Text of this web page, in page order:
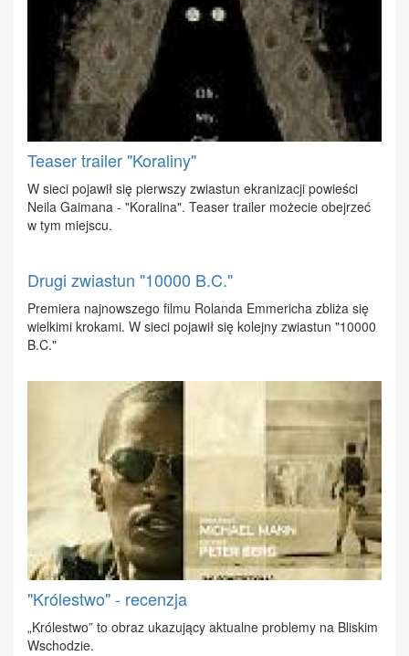
Teaser trailer "Koraliny"
W sie­ci po­ja­wił się pierw­szy zwia­stun ekra­ni­za­cji po­wie­ści
Ne­ila Ga­ima­na - "Ko­ra­li­na". Te­aser tra­iler mo­że­cie obej­rzeć
w tym miej­scu.
Drugi zwiastun "10000 B.C."
Pre­mie­ra naj­now­sze­go fil­mu Ro­lan­da Em­me­ri­cha zbli­ża się
wiel­ki­mi kro­ka­mi. W sie­ci po­ja­wił się ko­lej­ny zwia­stun "10000
B.C."
"Królestwo" - recenzja
„Kró­le­stwo” to ob­raz uka­zu­ją­cy ak­tu­al­ne pro­ble­my na Bli­skim
Wscho­dzie.